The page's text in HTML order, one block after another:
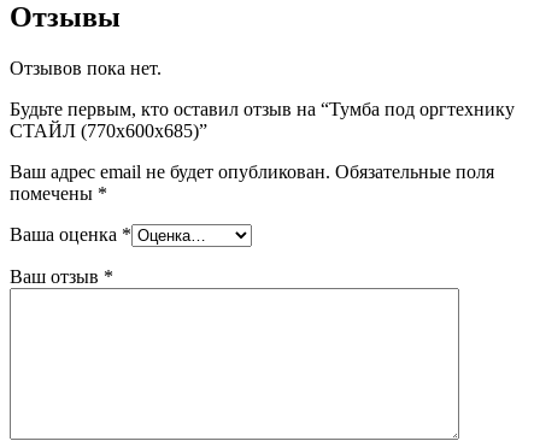
Отзывы
Отзывов пока нет.
Будьте первым, кто оставил отзыв на “Тумба под оргтехнику
СТАЙЛ (770х600х685)”
Ваш адрес email не будет опубликован. Обязательные поля
помечены *
Ваша оценка *
Ваш отзыв *